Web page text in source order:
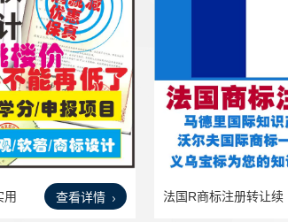
查看详情
用
法国R商标注册转让续